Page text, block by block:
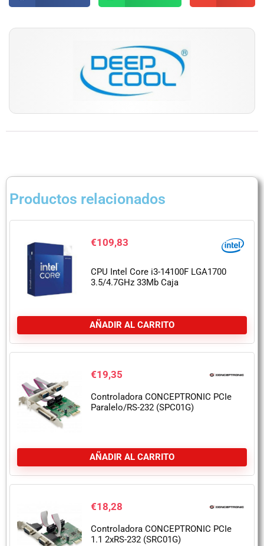
Productos relacionados
€109,83
CPU Intel Core i3-14100F LGA1700
3.5/4.7GHz 33Mb Caja
AÑADIR AL CARRITO
€19,35
Controladora CONCEPTRONIC PCIe
Paralelo/RS-232 (SPC01G)
AÑADIR AL CARRITO
€18,28
Controladora CONCEPTRONIC PCIe
1.1 2xRS-232 (SRC01G)